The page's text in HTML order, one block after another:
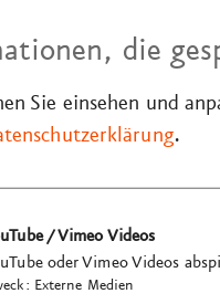
Bissingen“ im
ermöglicht den
Künstler:innen
der
thematischen
die
Sie einsehen und
.
/ Vimeo Videos
oder Vimeo Videos
: Externe Medien